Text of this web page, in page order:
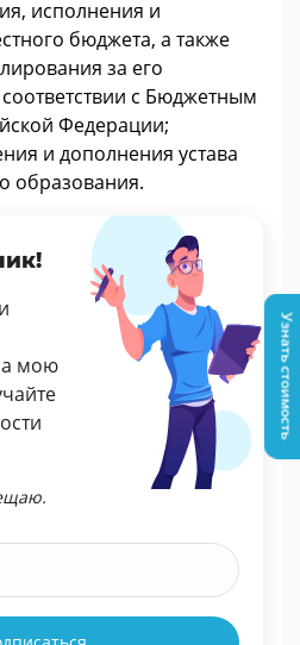
исполнения и
бюджета, а также
за его
с Бюджетным
Федерации;
и дополнения устава
образования.
мою
Узнать стоимость